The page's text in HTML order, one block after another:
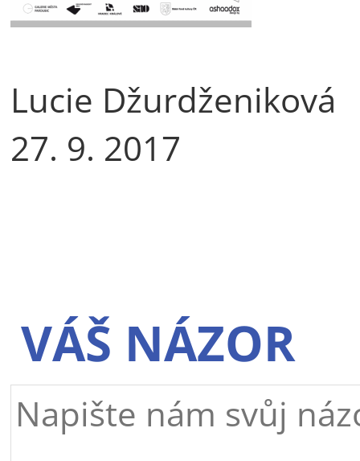
Lucie Džurdženiková
27. 9. 2017
VÁŠ NÁZOR